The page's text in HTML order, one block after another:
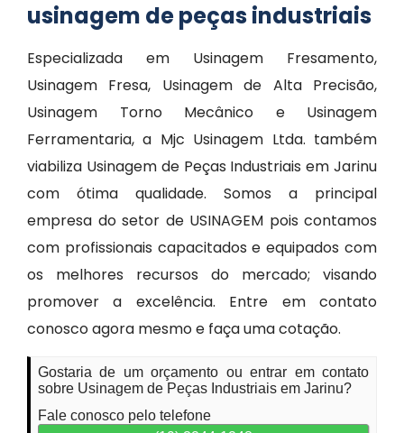
usinagem de peças industriais
Especializada em Usinagem Fresamento,
Usinagem Fresa, Usinagem de Alta Precisão,
Usinagem Torno Mecânico e Usinagem
Ferramentaria, a Mjc Usinagem Ltda. também
viabiliza Usinagem de Peças Industriais em Jarinu
com ótima qualidade. Somos a principal
empresa do setor de USINAGEM pois contamos
com profissionais capacitados e equipados com
os melhores recursos do mercado; visando
promover a excelência. Entre em contato
conosco agora mesmo e faça uma cotação.
Gostaria de um orçamento ou entrar em contato
sobre Usinagem de Peças Industriais em Jarinu?
Fale conosco pelo telefone